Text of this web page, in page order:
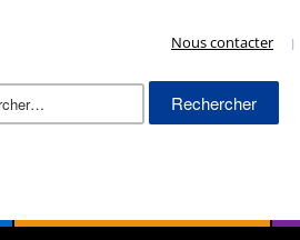
Nous contacter
Rechercher :